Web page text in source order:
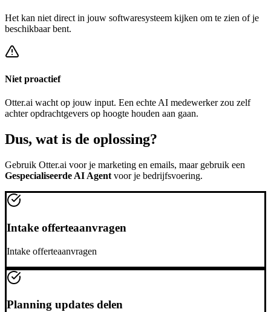
Het kan niet direct in jouw softwaresysteem kijken om te zien of je
beschikbaar bent.
Niet proactief
Otter.ai wacht op jouw input. Een echte AI medewerker zou zelf
achteropdrachtgevers op hoogte houden aan gaan.
Dus, wat is de oplossing?
Gebruik Otter.ai voor je marketing en emails, maar gebruik een
Gespecialiseerde AI Agent voor je bedrijfsvoering.
Intake offerteaanvragen
Intake offerteaanvragen
Planning updates delen